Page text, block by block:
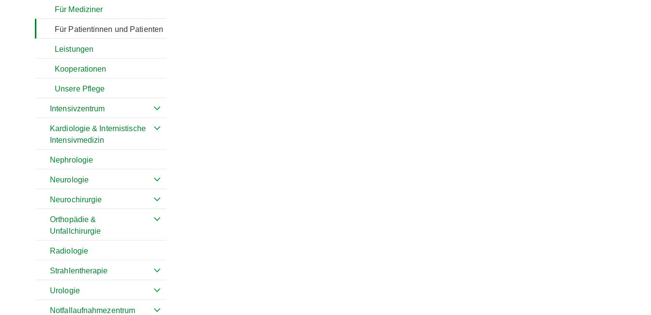
Für Mediziner
Für Patientinnen und Patienten
Leistungen
Kooperationen
Unsere Pflege
Intensivzentrum
Kardiologie & Internistische
Intensivmedizin
Nephrologie
Neurologie
Neurochirurgie
Orthopädie &
Unfallchirurgie
Radiologie
Strahlentherapie
Urologie
Notfallaufnahmezentrum